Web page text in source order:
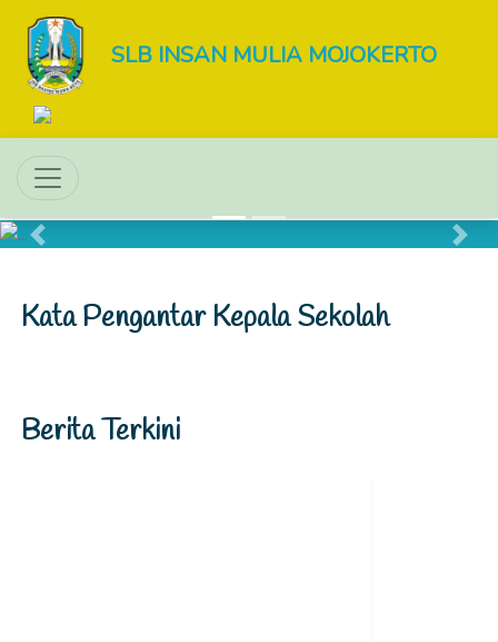
SLB INSAN MULIA MOJOKERTO
Previous Next
Kata Pengantar Kepala Sekolah
Berita Terkini